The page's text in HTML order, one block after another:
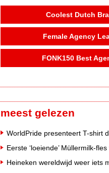
Coolest Dutch
Female Agency
FONK150 Best
meest gelezen
Heineken wereldwijd weer iets